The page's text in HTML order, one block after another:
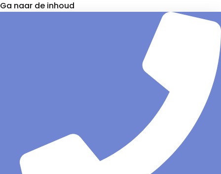
Ga naar de inhoud